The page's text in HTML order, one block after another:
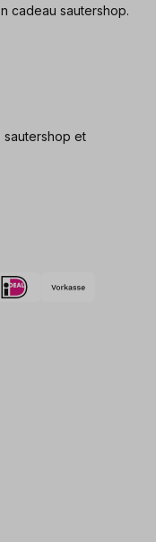
cadeau sautershop.
sautershop et